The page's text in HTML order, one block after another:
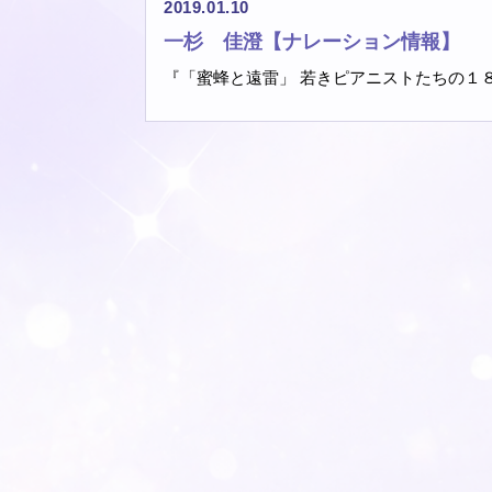
2019.01.10
一杉 佳澄【ナレーション情報】
『「蜜蜂と遠雷」 若きピアニストたちの１